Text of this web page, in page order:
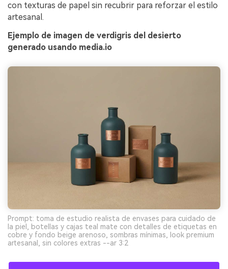
con texturas de papel sin recubrir para reforzar el estilo
artesanal.
Ejemplo de imagen de verdigris del desierto
generado usando media.io
Prompt: toma de estudio realista de envases para cuidado de
la piel, botellas y cajas teal mate con detalles de etiquetas en
cobre y fondo beige arenoso, sombras mínimas, look premium
artesanal, sin colores extras --ar 3:2